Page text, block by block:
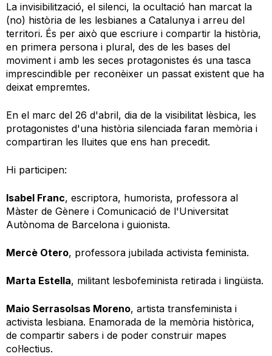
La invisibilització, el silenci, la ocultació han marcat la
(no) història de les lesbianes a Catalunya i arreu del
territori. És per això que escriure i compartir la història,
en primera persona i plural, des de les bases del
moviment i amb les seces protagonistes és una tasca
imprescindible per reconèixer un passat existent que ha
deixat empremtes.
En el marc del 26 d'abril, dia de la visibilitat lèsbica, les
protagonistes d'una història silenciada faran memòria i
compartiran les lluites que ens han precedit.
Hi participen:
Isabel Franc, escriptora, humorista, professora al
Màster de Gènere i Comunicació de l'Universitat
Autònoma de Barcelona i guionista.
Mercè Otero, professora jubilada activista feminista.
Marta Estella, militant lesbofeminista retirada i lingüista.
Maio Serrasolsas Moreno, artista transfeminista i
activista lesbiana. Enamorada de la memòria històrica,
de compartir sabers i de poder construir mapes
col·lectius.